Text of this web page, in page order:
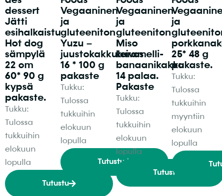
dessert
Jätti
esihalkaistu
Hot dog
sämpylä
22 cm
60* 90 g
kypsä
pakaste.
Tukku:
Tulossa
tukkuihin
elokuun
lopulla
Tutustu
Vegaaninen
ja
gluteeniton
Yuzu –
juustokakkuleivos
16 * 100 g
pakaste
Tukku:
Tulossa
tukkuihin
elokuun
lopulla
Tutustu
Vegaaninen
ja
gluteeniton
Miso
karamelli-
banaanikakku
14 palaa.
Pakaste
Tukku:
Tulossa
tukkuihin
elokuun
lopulla
Tutustu
ja
25* 48 g
pakaste.
Tukku:
Tulossa
tukkuihin
myyntiin
elokuun
lopulla